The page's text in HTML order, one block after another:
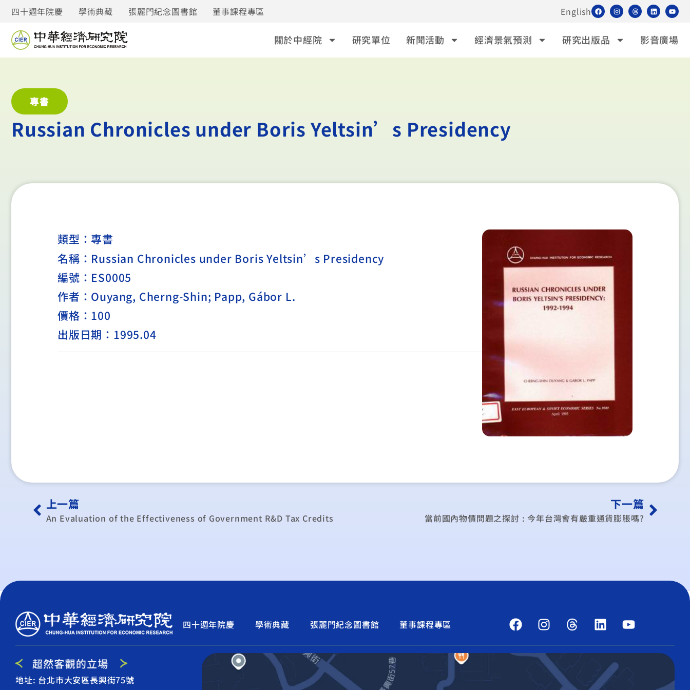
四十週年院慶 學術典藏 張麗門紀念圖書館 董事課程專區 English
關於中經院 研究單位 新聞活動 經濟景氣預測 研究出版品 影音廣場
專書
Russian Chronicles under Boris Yeltsin’s Presidency
類型： 專書
名稱：Russian Chronicles under Boris Yeltsin’s Presidency
編號：ES0005
作者：Ouyang, Cherng-Shin; Papp, Gábor L.
價格：100
出版日期：1995.04
上一篇
An Evaluation of the Effectiveness of Government R&D Tax Credits
下一篇
當前國內物價問題之探討 : 今年台灣會有嚴重通貨膨脹嗎?
四十週年院慶 學術典藏 張麗門紀念圖書館 董事課程專區
地址: 台北市大安區長興街75號